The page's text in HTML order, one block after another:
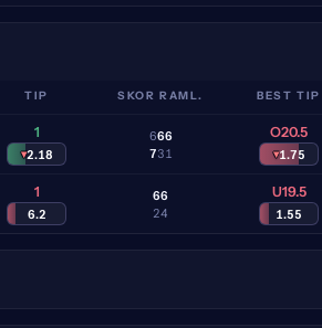
TIP SKOR RAML. BEST TIP
1
▾2.18
6
7
6
3
6
1
O20.5
▾1.75
1
6.2
6
2
6
4
U19.5
1.55